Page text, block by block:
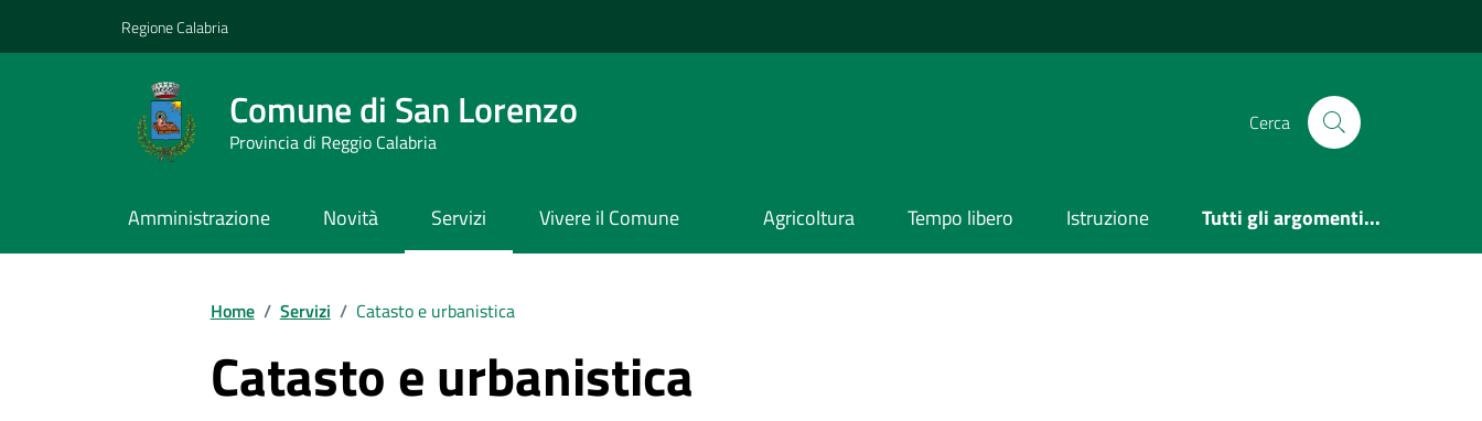
Regione Calabria
Comune di San Lorenzo
Provincia di Reggio Calabria
Cerca
Amministrazione Novità Servizi Vivere il Comune Agricoltura Tempo libero Istruzione Tutti gli argomenti...
Home / Servizi / Catasto e urbanistica
Catasto e urbanistica